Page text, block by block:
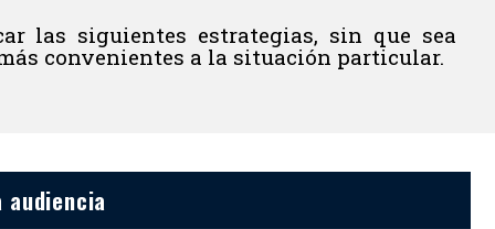
las siguientes estrategias, sin que sea
convenientes a la situación particular.